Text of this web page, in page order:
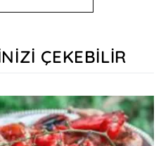
ÇEKEBILIR